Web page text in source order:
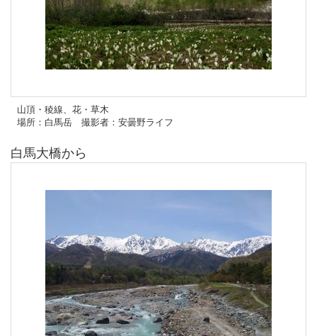
山頂・稜線、花・草木
場所：白馬岳 撮影者：安曇野ライフ
白馬大橋から